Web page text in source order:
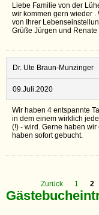
Liebe Familie von der
wir kommen gern wieder
von Ihrer
Grüße Jürgen und Renate
Dr. Ute Braun-Munzinger
09.Juli.2020
Wir haben 4 entspannte
in dem einem wirklich
(!) - wird. Gerne haben
haben sofort gebucht.
Zurück 1 2